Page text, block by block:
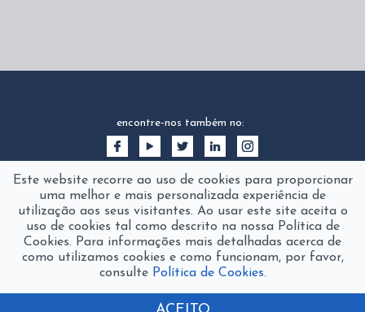
encontre-nos também no:
2016 © fanamol
product ofThe Silver Factory
Este website recorre ao uso de cookies para proporcionar
uma melhor e mais personalizada experiência de
utilização aos seus visitantes. Ao usar este site aceita o
uso de cookies tal como descrito na nossa Política de
Cookies. Para informações mais detalhadas acerca de
como utilizamos cookies e como funcionam, por favor,
consulte Política de Cookies.